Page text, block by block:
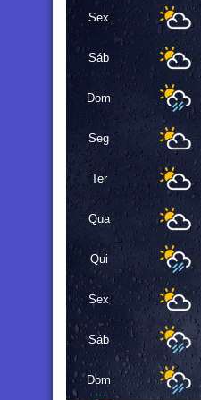
Sex
Sáb
Dom
Seg
Ter
Qua
Qui
Sex
Sáb
Dom